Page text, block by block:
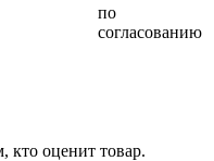
по
согласованию
кто оценит товар.